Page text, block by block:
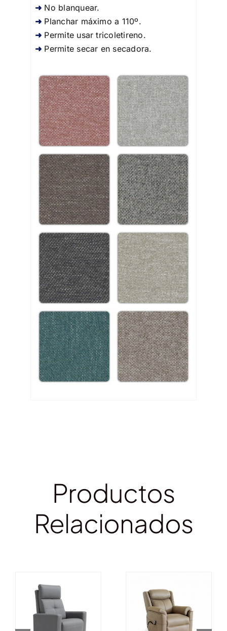
No blanquear.
Planchar máximo a 110º.
Permite usar tricoletireno.
Permite secar en secadora.
Productos
Relacionados
DETALLES DETALLES